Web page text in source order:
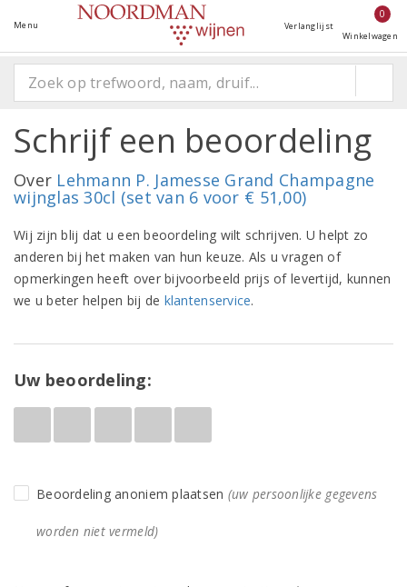
Menu Verlanglijst
0
Winkelwagen
Schrijf een beoordeling
Over Lehmann P. Jamesse Grand Champagne
wijnglas 30cl (set van 6 voor € 51,00)
Wij zijn blij dat u een beoordeling wilt schrijven. U helpt zo
anderen bij het maken van hun keuze. Als u vragen of
opmerkingen heeft over bijvoorbeeld prijs of levertijd, kunnen
we u beter helpen bij de klantenservice.
Uw beoordeling:
Beoordeling anoniem plaatsen (uw persoonlijke gegevens
worden niet vermeld)